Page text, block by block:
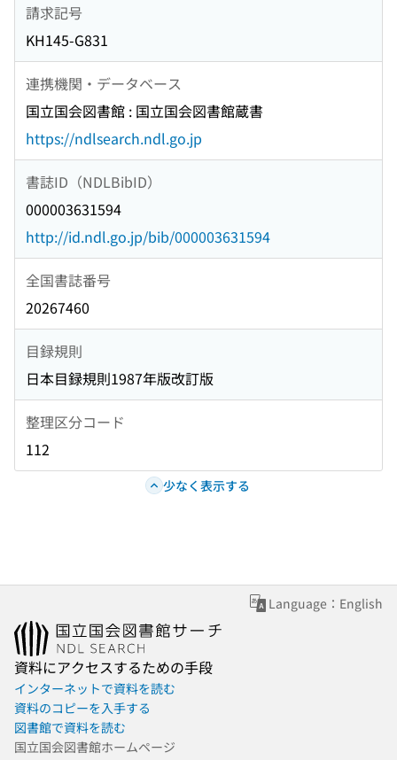
請求記号
KH145-G831
連携機関・データベース
国立国会図書館 : 国立国会図書館蔵書
https://ndlsearch.ndl.go.jp
書誌ID（NDLBibID）
000003631594
http://id.ndl.go.jp/bib/000003631594
全国書誌番号
20267460
目録規則
日本目録規則1987年版改訂版
整理区分コード
112
少なく表示する
Language：English
資料にアクセスするための手段
インターネットで資料を読む
資料のコピーを入手する
図書館で資料を読む
国立国会図書館ホームページ